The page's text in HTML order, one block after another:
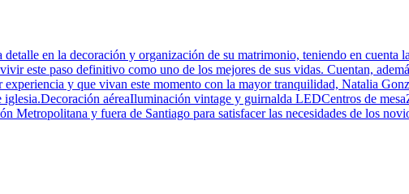
en la decoración y organización de su matrimonio, teniendo en cuenta
este paso definitivo como uno de los mejores de sus vidas. Cuentan,
y que vivan este momento con la mayor tranquilidad, Natalia
aéreaIluminación vintage y guirnalda LEDCentros de
Metropolitana y fuera de Santiago para satisfacer las necesidades de los